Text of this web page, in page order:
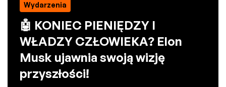
Wydarzenia
🤖 KONIEC PIENIĘDZY I
WŁADZY CZŁOWIEKA? Elon
Musk ujawnia swoją wizję
przyszłości!